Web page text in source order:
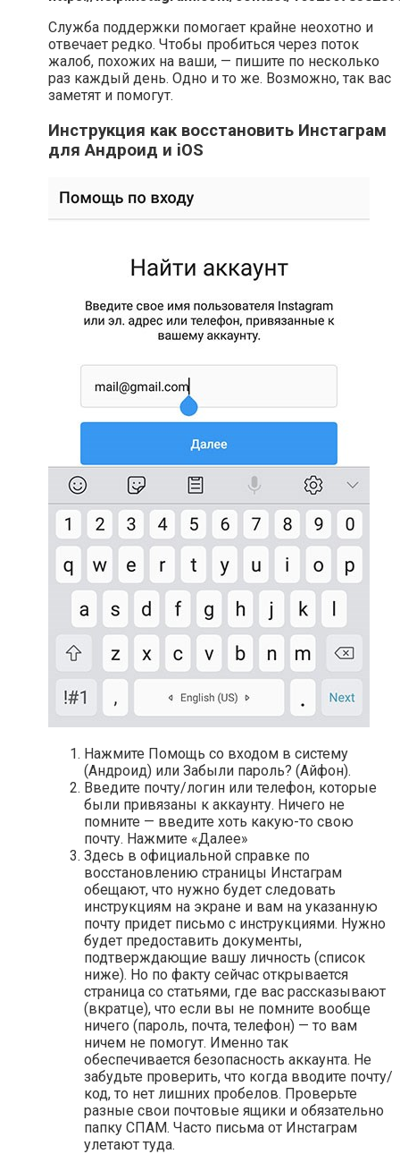
Служба поддержки помогает крайне неохотно и
отвечает редко. Чтобы пробиться через поток
жалоб, похожих на ваши, — пишите по несколько
раз каждый день. Одно и то же. Возможно, так вас
заметят и помогут.
Инструкция как восстановить Инстаграм
для Андроид и iOS
Нажмите Помощь со входом в систему
(Андроид) или Забыли пароль? (Айфон).
Введите почту/логин или телефон, которые
были привязаны к аккаунту. Ничего не
помните — введите хоть какую-то свою
почту. Нажмите «Далее»
Здесь в официальной справке по
восстановлению страницы Инстаграм
обещают, что нужно будет следовать
инструкциям на экране и вам на указанную
почту придет письмо с инструкциями. Нужно
будет предоставить документы,
подтверждающие вашу личность (список
ниже). Но по факту сейчас открывается
страница со статьями, где вас рассказывают
(вкратце), что если вы не помните вообще
ничего (пароль, почта, телефон) — то вам
ничем не помогут. Именно так
обеспечивается безопасность аккаунта. Не
забудьте проверить, что когда вводите почту/
код, то нет лишних пробелов. Проверьте
разные свои почтовые ящики и обязательно
папку СПАМ. Часто письма от Инстаграм
улетают туда.